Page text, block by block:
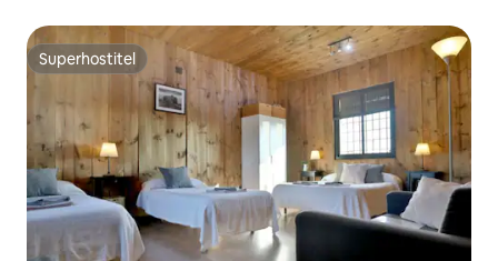
Superhostitel
Superhostitel